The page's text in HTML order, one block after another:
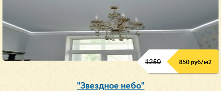
1250 850 руб/м2
"Звездное небо"